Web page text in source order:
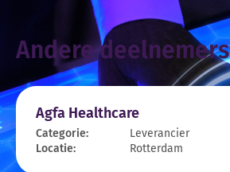
Andere deelnemers
Agfa Healthcare
Categorie:
Leverancier
Locatie:
Rotterdam